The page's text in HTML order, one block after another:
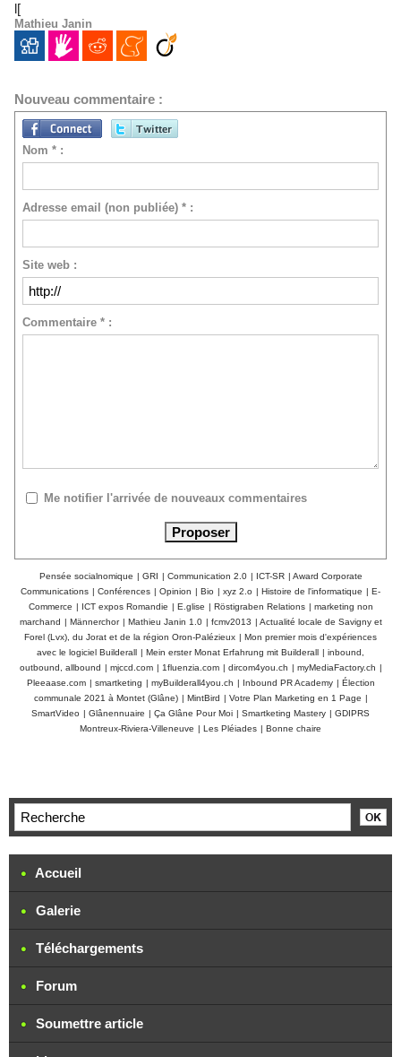
l[
Mathieu Janin
Nouveau commentaire :
Nom * :
Adresse email (non publiée) * :
Site web :
Commentaire * :
Me notifier l'arrivée de nouveaux commentaires
Pensée socialnomique | GRI | Communication 2.0 | ICT-SR | Award Corporate
Communications | Conférences | Opinion | Bio | xyz 2.o | Histoire de l'informatique | E-
Commerce | ICT expos Romandie | E.glise | Röstigraben Relations | marketing non
marchand | Männerchor | Mathieu Janin 1.0 | fcmv2013 | Actualité locale de Savigny et
Forel (Lvx), du Jorat et de la région Oron-Palézieux | Mon premier mois d'expériences
avec le logiciel Builderall | Mein erster Monat Erfahrung mit Builderall | inbound,
outbound, allbound | mjccd.com | 1fluenzia.com | dircom4you.ch | myMediaFactory.ch |
Pleeaase.com | smartketing | myBuilderall4you.ch | Inbound PR Academy | Élection
communale 2021 à Montet (Glâne) | MintBird | Votre Plan Marketing en 1 Page |
SmartVideo | Glânennuaire | Ça Glâne Pour Moi | Smartketing Mastery | GDIPRS
Montreux-Riviera-Villeneuve | Les Pléiades | Bonne chaire
Accueil
Galerie
Téléchargements
Forum
Soumettre article